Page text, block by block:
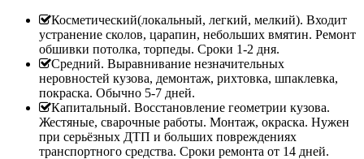
Косметический(локальный, легкий, мелкий). Входит
устранение сколов, царапин, небольших вмятин. Ремонт
обшивки потолка, торпеды. Сроки 1-2 дня.
Средний. Выравнивание незначительных
неровностей кузова, демонтаж, рихтовка, шпаклевка,
покраска. Обычно 5-7 дней.
Капитальный. Восстановление геометрии кузова.
Жестяные, сварочные работы. Монтаж, окраска. Нужен
при серьёзных ДТП и больших повреждениях
транспортного средства. Сроки ремонта от 14 дней.